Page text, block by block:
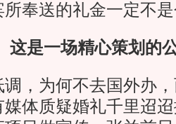
奉送的礼金一定不
是一场精心策划的
为何不去国外办，
体质疑婚礼千里迢